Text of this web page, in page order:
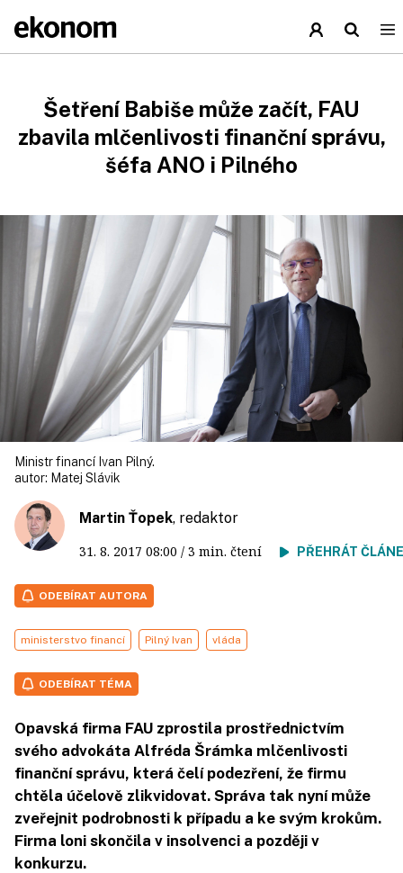
Šetření Babiše může začít, FAU
zbavila mlčenlivosti finanční správu,
šéfa ANO i Pilného
Ministr financí Ivan Pilný.
autor: Matej Slávik
Martin Ťopek, redaktor
31. 8. 2017 08:00 / 3 min. čtení PŘEHRÁT
ODEBÍRAT AUTORA
ministerstvo financí Pilný Ivan vláda
ODEBÍRAT TÉMA
Opavská firma FAU zprostila prostřednictvím
svého advokáta Alfréda Šrámka mlčenlivosti
finanční správu, která čelí podezření, že firmu
chtěla účelově zlikvidovat. Správa tak nyní může
zveřejnit podrobnosti k případu a ke svým krokům.
Firma loni skončila v insolvenci a později v
konkurzu.